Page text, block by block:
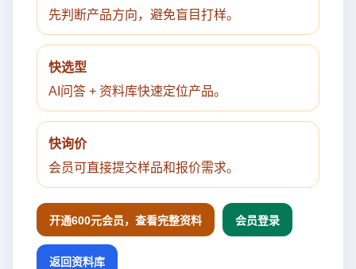
先判断产品方向，避免盲目打样。
快选型
AI问答 + 资料库快速定位产品。
快询价
会员可直接提交样品和报价需求。
开通600元会员，查看完整资料 会员登录
返回资料库